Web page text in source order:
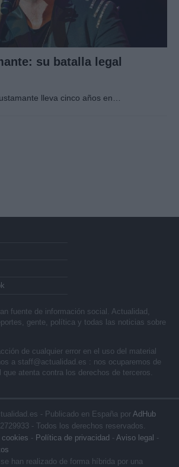
su batalla legal
lleva cinco años en…
fuente de información social. Actualidad,
gente, política y todas las noticias sobre
de cualquier error en el uso del material
a staff@actualidad.es : nos ocuparemos de
que atenta contra los derechos de terceros.
- Publicado en España por AdHub
- Todos los derechos reservados.
cookies - Política de privacidad - Aviso legal -
han realizado de forma híbrida por una